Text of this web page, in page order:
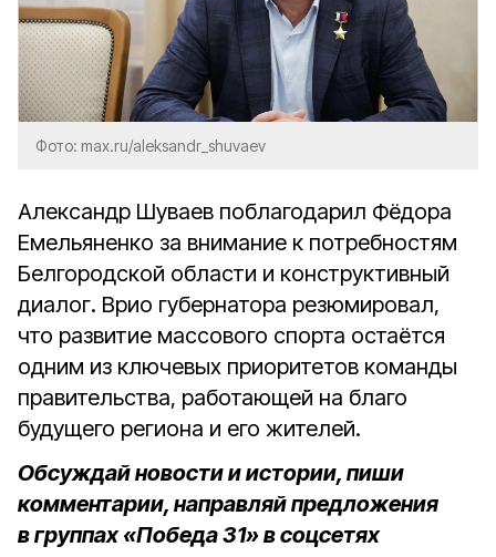
Фото: max.ru/aleksandr_shuvaev
Александр Шуваев поблагодарил Фёдора
Емельяненко за внимание к потребностям
Белгородской области и конструктивный
диалог. Врио губернатора резюмировал,
что развитие массового спорта остаётся
одним из ключевых приоритетов команды
правительства, работающей на благо
будущего региона и его жителей.
Обсуждай новости и истории, пиши
комментарии, направляй предложения
в группах «Победа 31» в соцсетях